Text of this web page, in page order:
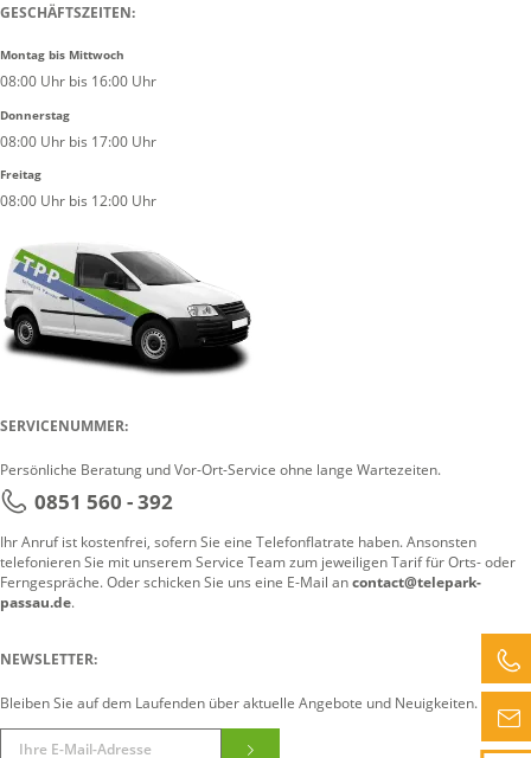
GESCHÄFTSZEITEN:
Montag bis Mittwoch
08:00 Uhr bis 16:00 Uhr
Donnerstag
08:00 Uhr bis 17:00 Uhr
Freitag
08:00 Uhr bis 12:00 Uhr
SERVICENUMMER:
Persönliche Beratung und Vor-Ort-Service ohne lange Wartezeiten.
0851 560 - 392
Ihr Anruf ist kostenfrei, sofern Sie eine Telefonflatrate haben. Ansonsten
telefonieren Sie mit unserem Service Team zum jeweiligen Tarif für Orts- oder
Ferngespräche. Oder schicken Sie uns eine E-Mail ancontact@telepark-
passau.de.
NEWSLETTER:
Bleiben Sie auf dem Laufenden über aktuelle Angebote und Neuigkeiten.